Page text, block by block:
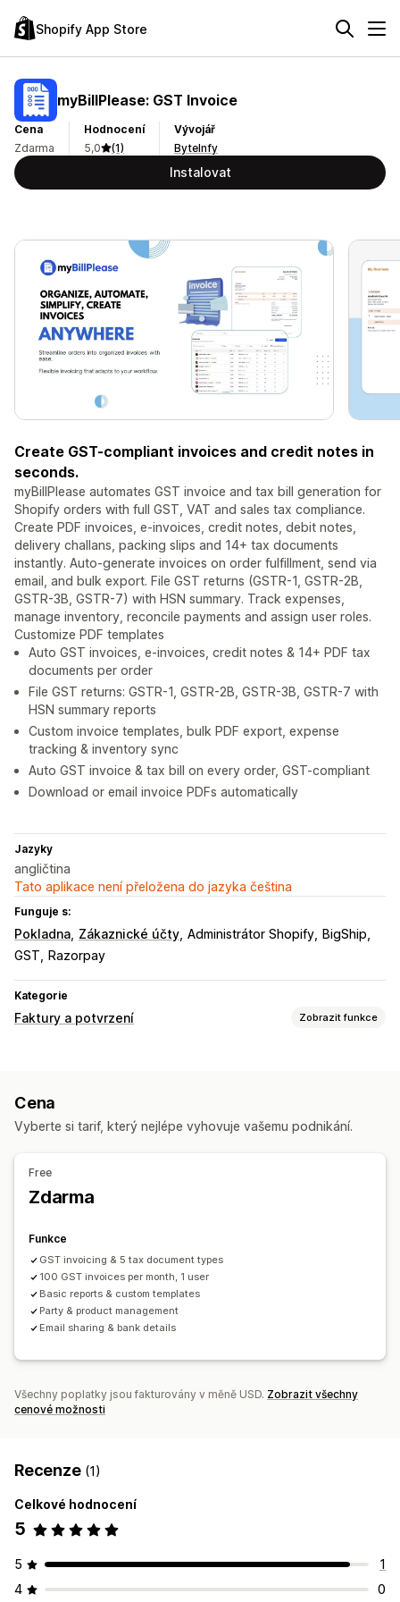
Shopify App Store
myBillPlease: GST Invoice
Cena
Zdarma
Hodnocení
5,0
(1)
Vývojář
ByteInfy
Instalovat
Create GST-compliant invoices and credit notes in
seconds.
myBillPlease automates GST invoice and tax bill generation for
Shopify orders with full GST, VAT and sales tax compliance.
Create PDF invoices, e-invoices, credit notes, debit notes,
delivery challans, packing slips and 14+ tax documents
instantly. Auto-generate invoices on order fulfillment, send via
email, and bulk export. File GST returns (GSTR-1, GSTR-2B,
GSTR-3B, GSTR-7) with HSN summary. Track expenses,
manage inventory, reconcile payments and assign user roles.
Customize PDF templates
Auto GST invoices, e-invoices, credit notes & 14+ PDF tax
documents per order
File GST returns: GSTR-1, GSTR-2B, GSTR-3B, GSTR-7 with
HSN summary reports
Custom invoice templates, bulk PDF export, expense
tracking & inventory sync
Auto GST invoice & tax bill on every order, GST-compliant
Download or email invoice PDFs automatically
Jazyky
angličtina
Tato aplikace není přeložena do jazyka čeština
Funguje s:
Pokladna Zákaznické účty Administrátor Shopify
BigShip
GST
Razorpay
Kategorie
Faktury a potvrzení Zobrazit funkce
Cena
Vyberte si tarif, který nejlépe vyhovuje vašemu podnikání.
Free
Zdarma
Funkce
GST invoicing & 5 tax document types
100 GST invoices per month, 1 user
Basic reports & custom templates
Party & product management
Email sharing & bank details
Všechny poplatky jsou fakturovány v měně USD. Zobrazit všechny
cenové možnosti
Recenze (1)
Celkové hodnocení
5
5
1
4
0